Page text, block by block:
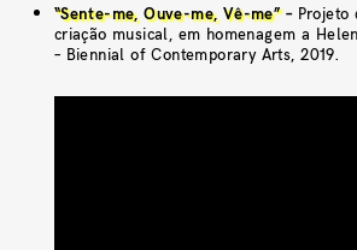
“Sente-me, Ouve-me, Vê-me”– Projeto
criação musical, em homenagem a
– Biennial of Contemporary Arts, 2019.